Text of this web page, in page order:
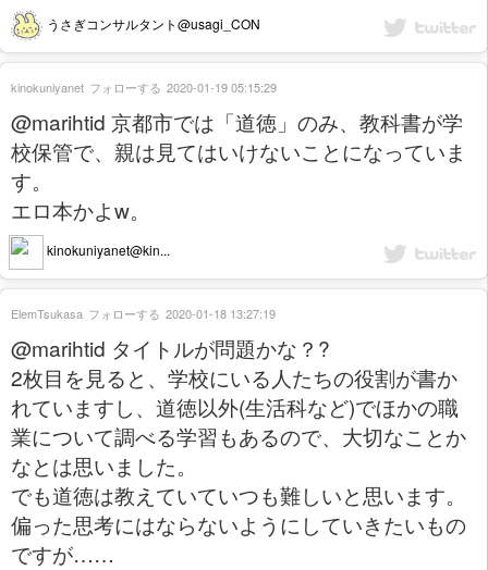
うさぎコンサルタント@usagi_CON
@marihtid 京都市では「道徳」のみ、教科書が学
校保管で、親は見てはいけないことになっていま
す。
エロ本かよw。
kinokuniyanet@kin...
kinokuniyanet フォローする 2020-01-19 05:15:29
@marihtid タイトルが問題かな？?
2枚目を見ると、学校にいる人たちの役割が書か
れていますし、道徳以外(生活科など)でほかの職
業について調べる学習もあるので、大切なことか
なとは思いました。
でも道徳は教えていていつも難しいと思います。
偏った思考にはならないようにしていきたいもの
ですが……
ElemTsukasa フォローする 2020-01-18 13:27:19